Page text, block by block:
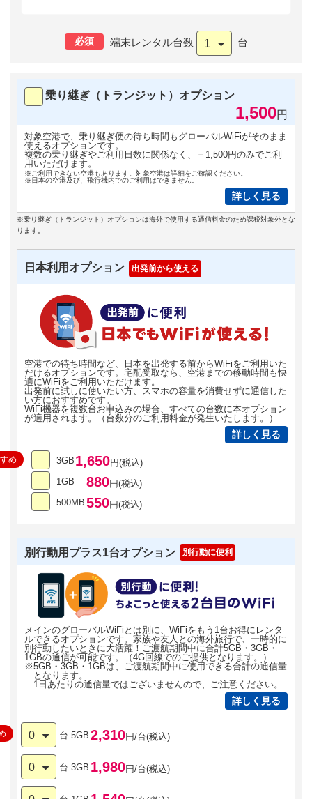
必須 端末レンタル台数 1 台
乗り継ぎ（トランジット）オプション
1,500円
対象空港で、乗り継ぎ便の待ち時間もグローバルWiFiがそのまま
使えるオプションです。
複数の乗り継ぎやご利用日数に関係なく、＋1,500円のみでご利
用いただけます。
※ご利用できない空港もあります。対象空港は詳細をご確認ください。
※日本の空港及び、飛行機内でのご利用はできません。
詳しく見る
※乗り継ぎ（トランジット）オプションは海外で使用する通信料金のため課税対象外とな
ります。
日本利用オプション 出発前から使える
空港での待ち時間など、日本を出発する前からWiFiをご利用いた
だけるオプションです。宅配受取なら、空港までの移動時間も快
適にWiFiをご利用いただけます。
出発前に試しに使いたい方、スマホの容量を消費せずに通信した
い方におすすめです。
WiFi機器を複数台お申込みの場合、すべての台数に本オプション
が適用されます。（台数分のご利用料金が発生いたします。）
詳しく見る
3GB 1,650円(税込)
め
1GB 880円(税込)
500MB 550円(税込)
別行動用プラス1台オプション 別行動に便利
メインのグローバルWiFiとは別に、WiFiをもう1台お得にレンタ
ルできるオプションです。家族や友人との海外旅行で、一時的に
別行動したいときに大活躍！ご渡航期間中に合計5GB・3GB・
1GBの通信が可能です。（4G回線でのご提供となります。）
※5GB・3GB・1GBは、ご渡航期間中に使用できる合計の通信量
となります。
1日あたりの通信量ではございませんので、ご注意ください。
詳しく見る
0 台 5GB 2,310円/台(税込)
0 台 3GB 1,980円/台(税込)